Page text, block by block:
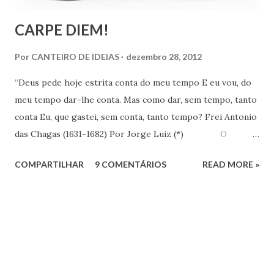
CARPE DIEM!
Por CANTEIRO DE IDEIAS dezembro 28, 2012
“Deus pede hoje estrita conta do meu tempo E eu vou, do
meu tempo dar-lhe conta. Mas como dar, sem tempo, tanto
conta Eu, que gastei, sem conta, tanto tempo? Frei Antonio
das Chagas (1631-1682) Por Jorge Luiz (*) O
no dia 18 último, resultado de pesquisa que revela que em
COMPARTILHAR 9 COMENTÁRIOS READ MORE »